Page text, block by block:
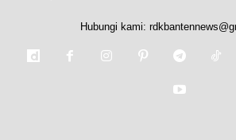
Hubungi kami: